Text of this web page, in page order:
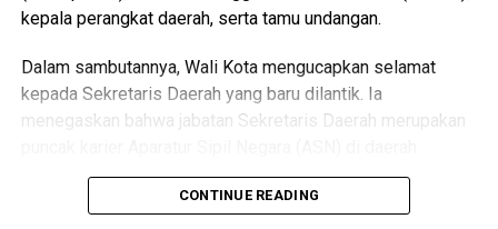
kepala perangkat daerah, serta tamu undangan.
Dalam sambutannya, Wali Kota mengucapkan selamat
kepada Sekretaris Daerah yang baru dilantik. Ia
menegaskan bahwa jabatan Sekretaris Daerah merupakan
sekaligus memiliki peran strategis dalam
mengoordinasikan jalannya pemerintahan.
CONTINUE READING